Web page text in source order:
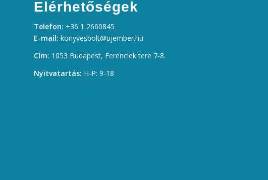
Elérhetőségek
Telefon: +36 1 2660845
E-mail: konyvesbolt@ujember.hu
Cím: 1053 Budapest, Ferenciek tere 7-8.
Nyitvatartás: H-P: 9-18